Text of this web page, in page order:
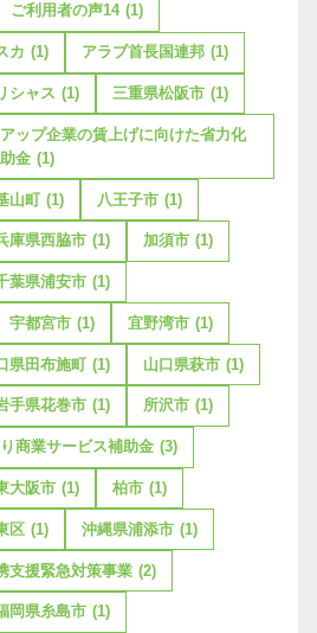
ご利用者の声14 (1)
カ (1) アラブ首長国連邦 (1)
シャス (1) 三重県松阪市 (1)
ップ企業の賃上げに向けた省力化
金 (1)
山町 (1) 八王子市 (1)
庫県西脇市 (1) 加須市 (1)
葉県浦安市 (1)
宇都宮市 (1) 宜野湾市 (1)
県田布施町 (1) 山口県萩市 (1)
手県花巻市 (1) 所沢市 (1)
商業サービス補助金 (3)
大阪市 (1) 柏市 (1)
区 (1) 沖縄県浦添市 (1)
支援緊急対策事業 (2)
岡県糸島市 (1)